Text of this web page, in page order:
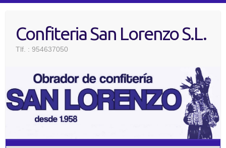
contenidoConfiteria San Lorenzo S.L.
Tlf. : 954637050